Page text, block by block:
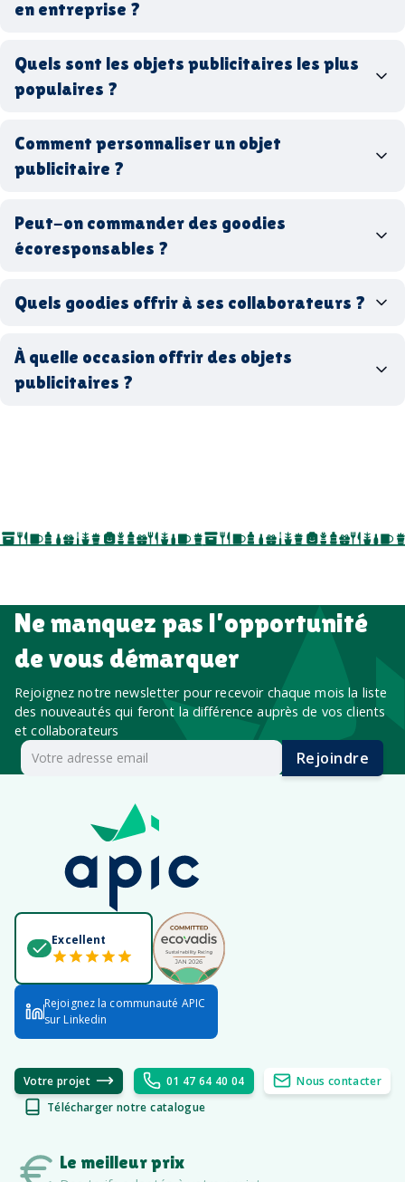
en entreprise ?
Quels sont les objets publicitaires les plus
populaires ?
stylos personnalisés
tote bags publicitaires
gourdes réutilisables
France Made in Europe goodies hi-tech
Comment personnaliser un objet
publicitaire ?
Peut-on commander des goodies
écoresponsables ?
goodies écologiques
recyclés, fabriqués en France ou en Europe,
biodégradables ou réutilisables
Quels goodies offrir à ses collaborateurs ?
entreprise
goodies utiles au bureau
À quelle occasion offrir des objets
publicitaires ?
salon professionnel
Ne manquez pas l’opportunité
de vous démarquer
Rejoignez notre newsletter pour recevoir chaque mois la liste
des nouveautés qui feront la différence auprès de vos clients
et collaborateurs
Rejoindre
Excellent
Rejoignez la communauté APIC
sur Linkedin
Votre projet 01 47 64 40 04
Nous contacter
Télécharger notre catalogue
Le meilleur prix